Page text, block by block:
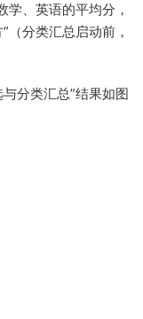
学、英语的平均分，
（分类汇总启动前，
分类汇总”结果如图